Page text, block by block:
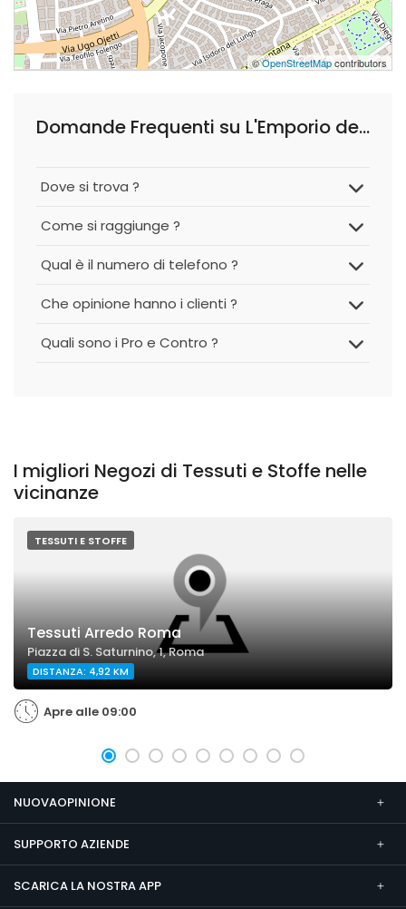
©OpenStreetMapcontributors
Domande Frequenti su L'Emporio dei Tessuti
Dove si trova ?
Come si raggiunge ?
Qual è il numero di telefono ?
Che opinione hanno i clienti ?
Quali sono i Pro e Contro ?
I migliori Negozi di Tessuti e Stoffe nelle
vicinanze
TESSUTI E STOFFE
Tessuti Arredo Roma
Piazza di S. Saturnino, 1, Roma
DISTANZA: 4,92 KM
Apre alle 09:00
NUOVAOPINIONE
SUPPORTO AZIENDE
SCARICA LA NOSTRA APP